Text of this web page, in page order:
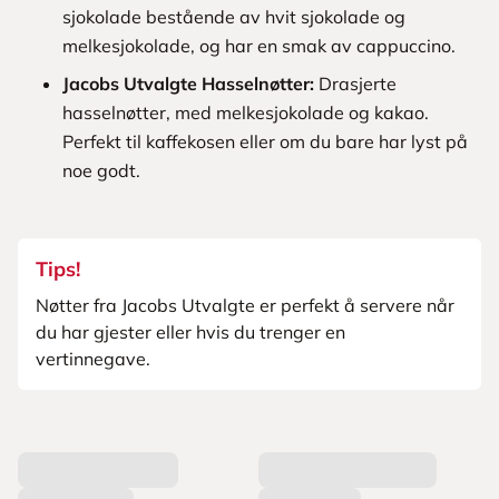
sjokolade bestående av hvit sjokolade og
melkesjokolade, og har en smak av cappuccino.
Jacobs Utvalgte Hasselnøtter: Drasjerte
hasselnøtter, med melkesjokolade og kakao.
Perfekt til kaffekosen eller om du bare har lyst på
noe godt.
Tips!
Nøtter fra Jacobs Utvalgte er perfekt å servere når
du har gjester eller hvis du trenger en
vertinnegave.